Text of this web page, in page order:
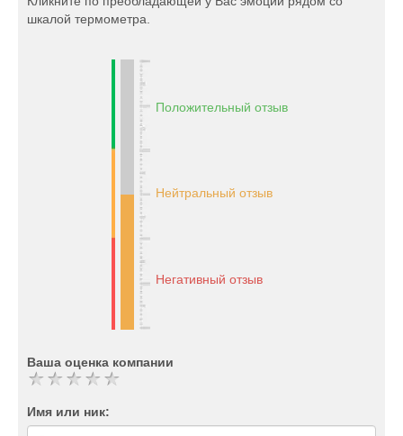
шкалой термометра.
Положительный отзыв
Нейтральный отзыв
Негативный отзыв
Ваша оценка компании
Имя или ник: